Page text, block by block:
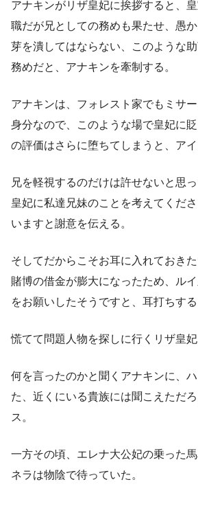
アナキンがリザ皇妃に挨拶すると、
職だが兄としての務めも果たせ、愚
芽を潰してはならない、このような
務めだと、アナキンを牽制する。
アナキンは、フォレスト家でもミサ
身分なので、このような場で皇妃に
の評価はさらに堕ちてしまうと、アイ
兄を軽視するのだけは許せないと思
皇妃に私達兄妹のことを考えてくだ
いますと謝意を伝える。
そしてだからこそお耳に入れておき
賭博の借金が膨大になったため、ル
をお願いしたそうですと、耳打ちする
慌てて問題人物を探しに行くリザ皇妃
何を言ったのかと聞くアナキンに、
た、近くにいる貴族には聞こえただ
ス。
一方その頃、エレナ大公妃の乗った馬
ネラは物陰で待っていた。